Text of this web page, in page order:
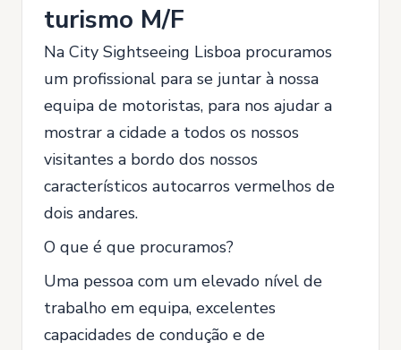
turismo M/F
Na City Sightseeing Lisboa procuramos
um profissional para se juntar à nossa
equipa de motoristas, para nos ajudar a
mostrar a cidade a todos os nossos
visitantes a bordo dos nossos
característicos autocarros vermelhos de
dois andares.
O que é que procuramos?
Uma pessoa com um elevado nível de
trabalho em equipa, excelentes
capacidades de condução e de